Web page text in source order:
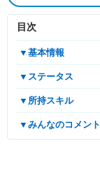
目次
▼基本情報
▼ステータス
▼所持スキル
▼みんなのコメント